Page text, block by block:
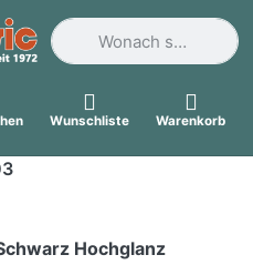
Geben Sie einen
Wunschliste Warenkorb
Hochglanz